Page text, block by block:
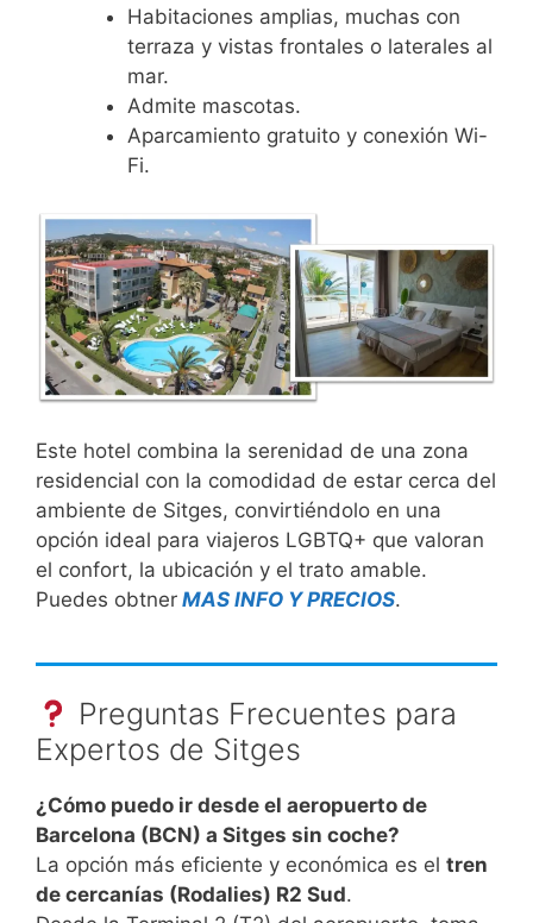
Habitaciones amplias, muchas con
terraza y vistas frontales o laterales al
mar.
Admite mascotas.
Aparcamiento gratuito y conexión Wi-
Fi.
Este hotel combina la serenidad de una zona
residencial con la comodidad de estar cerca del
ambiente de Sitges, convirtiéndolo en una
opción ideal para viajeros LGBTQ+ que valoran
el confort, la ubicación y el trato amable.
Puedes obtner MAS INFO Y PRECIOS.
Preguntas Frecuentes para
Expertos de Sitges
¿Cómo puedo ir desde el aeropuerto de
Barcelona (BCN) a Sitges sin coche?
La opción más eficiente y económica es el tren
de cercanías (Rodalies) R2 Sud.